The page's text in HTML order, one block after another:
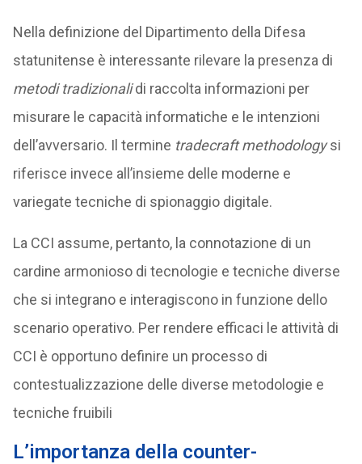
Nella definizione del Dipartimento della Difesa
statunitense è interessante rilevare la presenza di
metodi tradizionalidi raccolta informazioni per
misurare le capacità informatiche e le intenzioni
dell’avversario. Il termine tradecraft methodologysi
riferisce invece all’insieme delle moderne e
variegate tecniche di spionaggio digitale.
La CCI assume, pertanto, la connotazione di un
cardine armonioso di tecnologie e tecniche diverse
che si integrano e interagiscono in funzione dello
scenario operativo. Per rendere efficaci le attività di
CCI è opportuno definire un processo di
contestualizzazione delle diverse metodologie e
tecniche fruibili
L’importanza della counter-